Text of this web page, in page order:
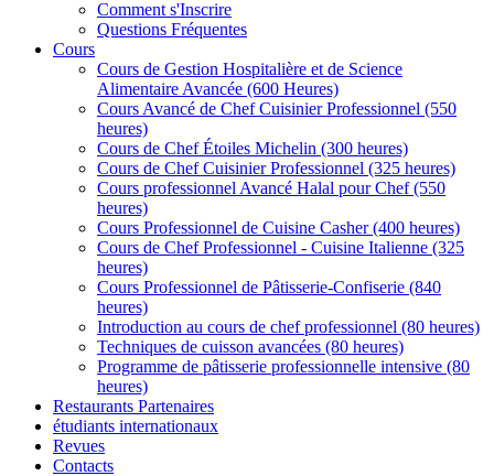
Comment s'Inscrire
Questions Fréquentes
Cours
Cours de Gestion Hospitalière et de Science
Alimentaire Avancée (600 Heures)
Cours Avancé de Chef Cuisinier Professionnel (550
heures)
Cours de Chef Étoiles Michelin (300 heures)
Cours de Chef Cuisinier Professionnel (325 heures)
Cours professionnel Avancé Halal pour Chef (550
heures)
Cours Professionnel de Cuisine Casher (400 heures)
Cours de Chef Professionnel - Cuisine Italienne (325
heures)
Cours Professionnel de Pâtisserie-Confiserie (840
heures)
Introduction au cours de chef professionnel (80 heures)
Techniques de cuisson avancées (80 heures)
Programme de pâtisserie professionnelle intensive (80
heures)
Restaurants Partenaires
étudiants internationaux
Revues
Contacts